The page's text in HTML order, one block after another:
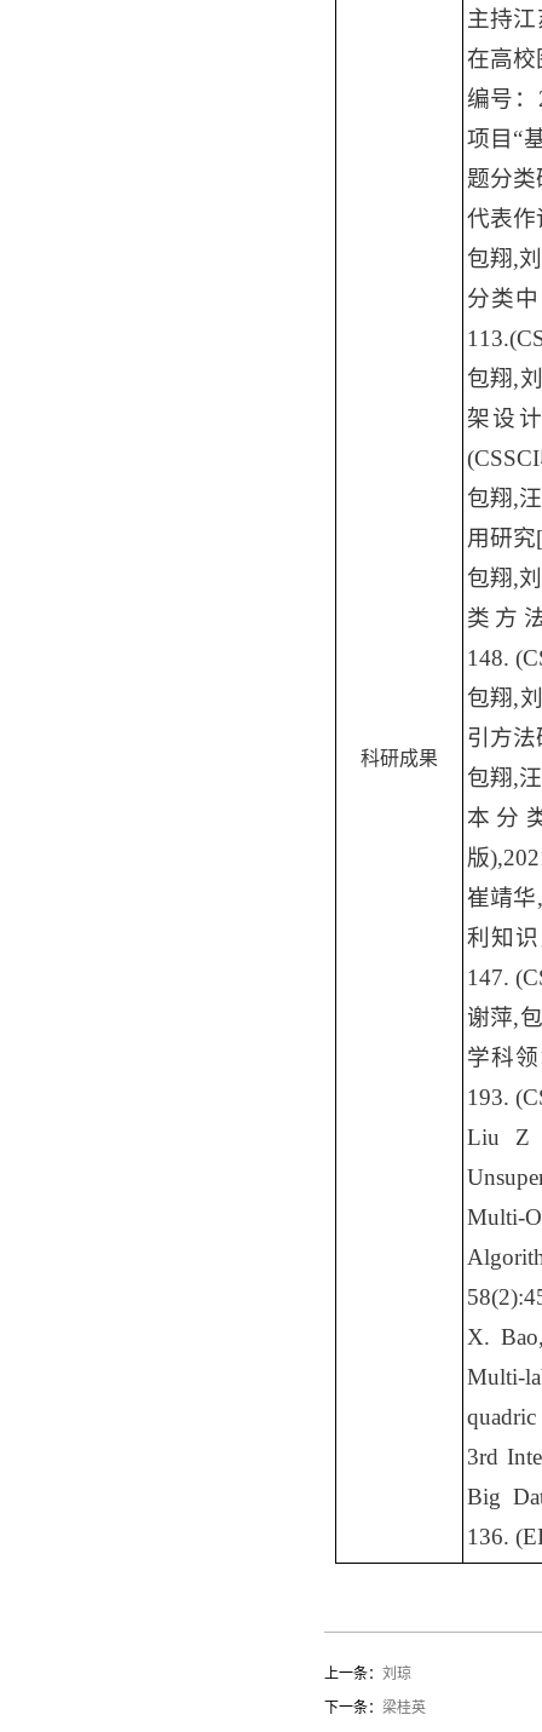
科研成果
主持
在高
编号：
项目 “
题分类
代表作
包翔,
分类
包翔,
架设
(CSSCI
包翔,
用研究
包翔,
类方
148.
包翔,
引方法
包翔,
本分
版
崔靖华,
利知
147.
谢萍,
学科
193.
Liu Z
Multi-
X.
Multi-
3rd
Big
136.
上一条： 刘琼
下一条： 梁桂英